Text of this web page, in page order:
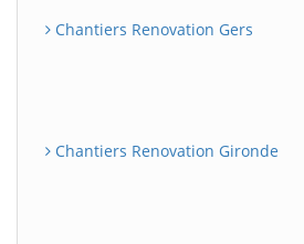
Chantiers Renovation Gers
Chantiers Renovation Gironde